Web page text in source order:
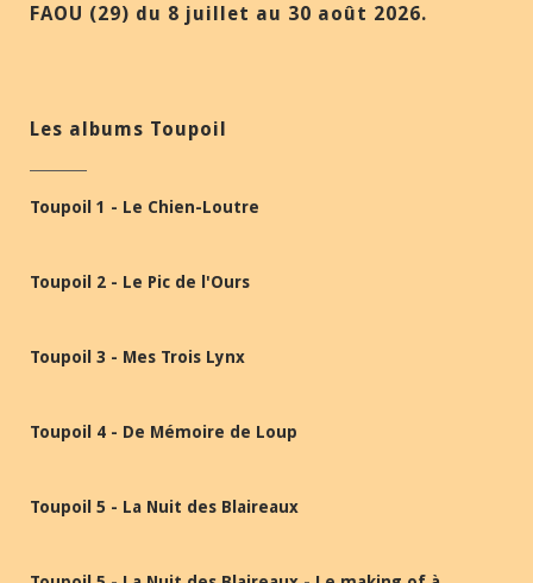
FAOU (29) du 8 juillet au 30 août 2026.
Les albums Toupoil
Toupoil 1 - Le Chien-Loutre
Toupoil 2 - Le Pic de l'Ours
Toupoil 3 - Mes Trois Lynx
Toupoil 4 - De Mémoire de Loup
Toupoil 5 - La Nuit des Blaireaux